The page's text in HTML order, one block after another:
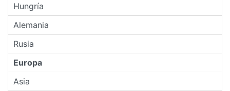
Hungría
Alemania
Rusia
Europa
Asia